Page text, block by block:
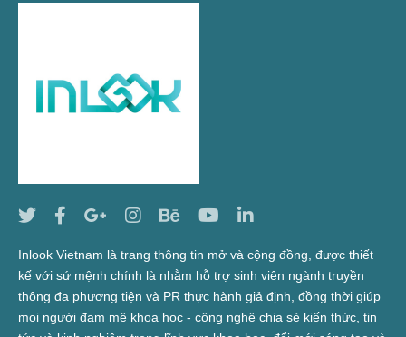
Inlook Vietnam là trang thông tin mở và cộng đồng, được thiết
kế với sứ mệnh chính là nhằm hỗ trợ sinh viên ngành truyền
thông đa phương tiện và PR thực hành giả định, đồng thời giúp
mọi người đam mê khoa học - công nghệ chia sẻ kiến thức, tin